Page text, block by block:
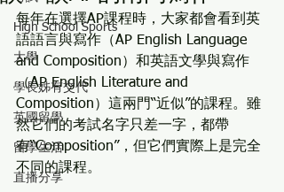
High School Sports
大學
學長姊有交代
英國留學
留學生活
直播分享
每年在選擇AP課程時，大家都會看到英
語語言與寫作（AP English Language
and Composition）和英語文學與寫作
（AP English Literature and
Composition）這兩門“近似”的課程。雖
然它們的考試名字只差一字，都帶
有“Composition”，但它們實際上是完全
不同的課程。